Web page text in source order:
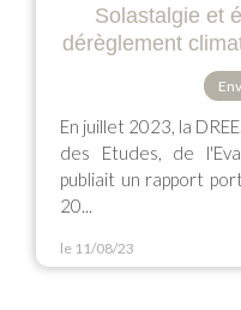
Solastalgie et
dérèglement
En juillet 2023, la
des Etudes, de
publiait un rapport
20...
le 11/08/23